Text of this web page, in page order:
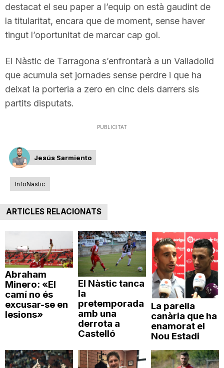
destacat el seu paper a l’equip on està gaudint de
la titularitat, encara que de moment, sense haver
tingut l’oportunitat de marcar cap gol.
El Nàstic de Tarragona s’enfrontarà a un Valladolid
que acumula set jornades sense perdre i que ha
deixat la porteria a zero en cinc dels darrers sis
partits disputats.
PUBLICITAT
Jesús Sarmiento
InfoNastic
ARTICLES RELACIONATS
Abraham
Minero: «El
camí no és
excusar-se en
lesions»
El Nàstic tanca
la
pretemporada
amb una
derrota a
Castelló
La parella
canària que ha
enamorat el
Nou Estadi